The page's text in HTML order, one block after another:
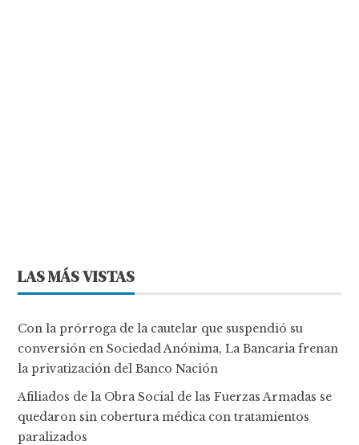
LAS MÁS VISTAS
Con la prórroga de la cautelar que suspendió su
conversión en Sociedad Anónima, La Bancaria frenan
la privatización del Banco Nación
Afiliados de la Obra Social de las Fuerzas Armadas se
quedaron sin cobertura médica con tratamientos
paralizados